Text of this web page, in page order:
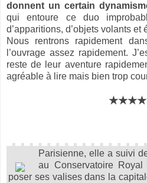
donnent un certain
qui entoure ce duo
d’apparitions, d’objets volants
Nous rentrons rapidement
l’ouvrage assez rapidement.
reste de leur aventure
agréable à lire mais bien trop
Parisienne, elle a suivi
au Conservatoire
poser ses valises dans la